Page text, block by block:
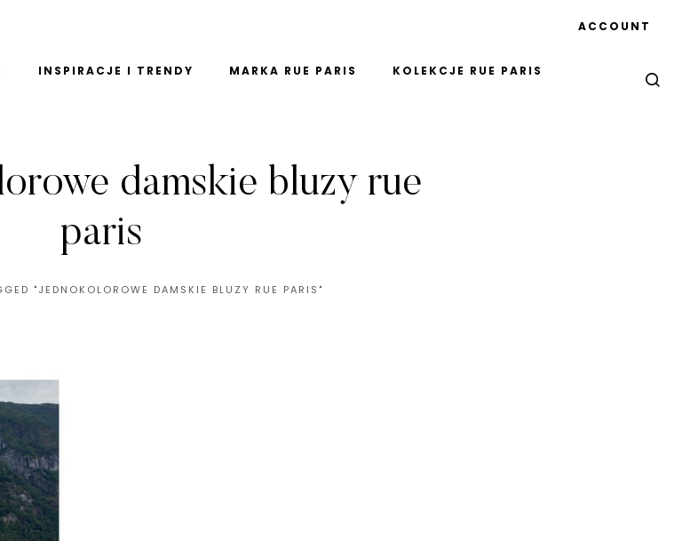
INSPIRACJE I TRENDY MARKA RUE PARIS KOLEKCJE RUE PARIS
ACCOUNT
damskie bluzy rue
paris
"JEDNOKOLOROWE DAMSKIE BLUZY RUE PARIS"